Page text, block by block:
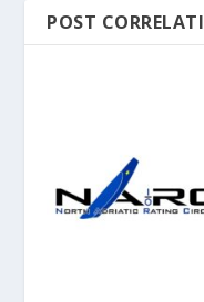
POST CORRELATI